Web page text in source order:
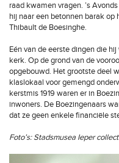
raad kwamen vragen. ’s
hij naar een betonnen barak op
Thibault de Boesinghe.
Eén van de eerste dingen die
kerk. Op de grond van de
opgebouwd. Het grootste deel
klaslokaal voor gemengd
kerstmis 1919 waren er in
inwoners. De Boezingenaars
dat ze geen enkele financiële
Foto’s: Stadsmusea Ieper